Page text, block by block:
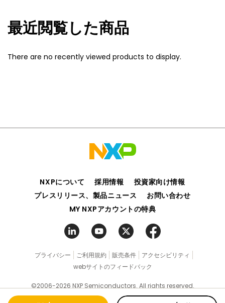
最近閲覧した商品
There are no recently viewed products to display.
NXPについて 採用情報
投資家向け情報
プレスリリース、製品ニュース
お問い合わせ
MY NXPアカウントの特典
プライバシー ご利用規約 販売条件
アクセシビリティ
webサイトのフィードバック
©2006-2026 NXP Semiconductors. All rights reserved.